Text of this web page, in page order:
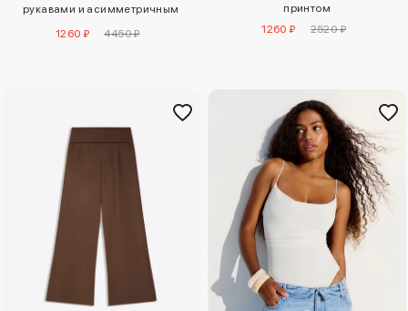
рукавами и асимметричным
1260 ₽ 4450 ₽
принтом
1260 ₽
2520 ₽